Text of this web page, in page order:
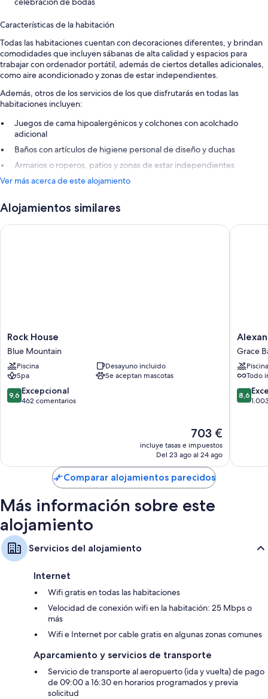
Características de la habitación
Todas las habitaciones cuentan con decoraciones diferentes, y brindan
comodidades que incluyen sábanas de alta calidad y espacios para
trabajar con ordenador portátil, además de ciertos detalles adicionales,
como aire acondicionado y zonas de estar independientes.
Además, otros de los servicios de los que disfrutarás en todas las
habitaciones incluyen:
Juegos de cama hipoalergénicos y colchones con acolchado
adicional
Baños con artículos de higiene personal de diseño y duchas
Armarios o roperos, patios y zonas de estar independientes
Ver más acerca de este alojamiento
Alojamientos similares
Rock
House
Blue
Mountain
Rock House
Blue Mountain
Piscina
Desayuno incluido
Spa
Se aceptan mascotas
9.6
sobre
9,6 Excepcional
462 comentarios
El
precio
actual
de
703 €
703 €
incluye tasas e impuestos
Del 23 ago al 24 ago
Rock House
Resort
-
All-
Inclusive
Grace
Bay
Grace
Piscina
Todo
8.6
sobre
8,6
Comparar alojamientos parecidos
Más información sobre este
alojamiento
Servicios del alojamiento
Internet
Wifi gratis en todas las habitaciones
Velocidad de conexión wifi en la habitación: 25 Mbps o
más
Wifi e Internet por cable gratis en algunas zonas comunes
Aparcamiento y servicios de transporte
Servicio de transporte al aeropuerto (ida y vuelta) de pago
de 09:00 a 16:30 en horarios programados y previa
solicitud